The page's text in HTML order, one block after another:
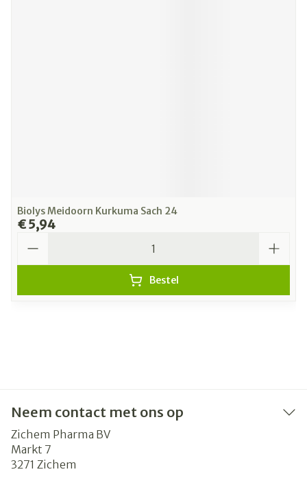
Biolys Meidoorn Kurkuma Sach 24
€ 5,94
Bestel
Neem contact met ons op
Zichem Pharma BV
Markt 7
3271 Zichem